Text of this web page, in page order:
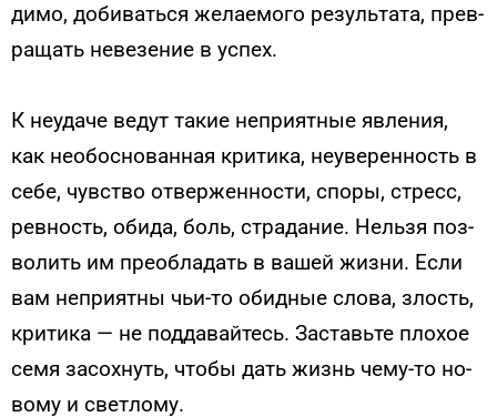
димо, до­бивать­ся же­ла­емо­го ре­зуль­та­та, прев­
ра­щать не­везе­ние в ус­пех.
К не­уда­че ве­дут та­кие неп­ри­ят­ные яв­ле­ния,
как не­обос­но­ван­ная кри­тика, не­уве­рен­ность в
се­бе, чувс­тво от­вержен­ности, спо­ры, стресс,
рев­ность, оби­да, боль, стра­дание. Нель­зя поз­
во­лить им пре­об­ла­дать в ва­шей жиз­ни. Ес­ли
вам неп­ри­ят­ны чьи-то обид­ные сло­ва, злость,
кри­тика — не под­да­вай­тесь. Зас­тавь­те пло­хое
се­мя за­сох­нуть, что­бы дать жизнь че­му-то но­
вому и свет­ло­му.